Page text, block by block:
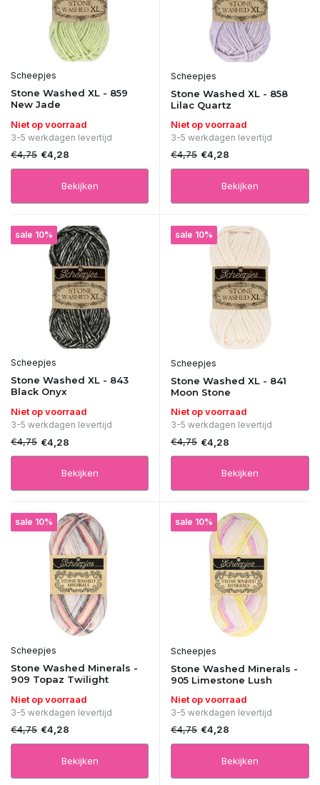
Scheepjes
Stone Washed XL - 859
New Jade
Niet op voorraad
3-5 werkdagen levertijd
€4,75 €4,28
Bekijken
Scheepjes
Stone Washed XL - 858
Lilac Quartz
Niet op voorraad
3-5 werkdagen levertijd
€4,75 €4,28
Bekijken
sale 10%
Scheepjes
Stone Washed XL - 843
Black Onyx
Niet op voorraad
3-5 werkdagen levertijd
€4,75 €4,28
Bekijken
sale 10%
Scheepjes
Stone Washed XL - 841
Moon Stone
Niet op voorraad
3-5 werkdagen levertijd
€4,75 €4,28
Bekijken
sale 10%
Scheepjes
Stone Washed Minerals -
909 Topaz Twilight
Niet op voorraad
3-5 werkdagen levertijd
€4,75 €4,28
Bekijken
sale 10%
Scheepjes
Stone Washed Minerals -
905 Limestone Lush
Niet op voorraad
3-5 werkdagen levertijd
€4,75 €4,28
Bekijken